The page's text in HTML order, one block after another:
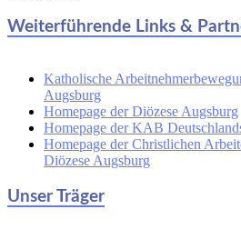
Weiterführende Links &
Katholische
Augsburg
Homepage der Diözese Augsburg
Homepage der KAB
Homepage der Christlichen
Diözese Augsburg
Unser Träger